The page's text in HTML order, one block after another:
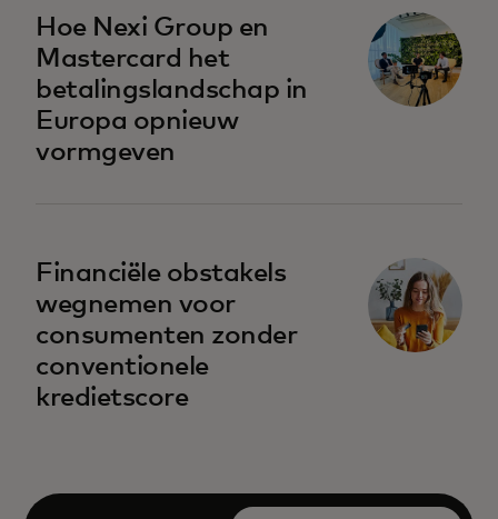
Hoe Nexi Group en
Mastercard het
betalingslandschap in
Europa opnieuw
vormgeven
Financiële obstakels
wegnemen voor
consumenten zonder
conventionele
kredietscore
opens in a new tab